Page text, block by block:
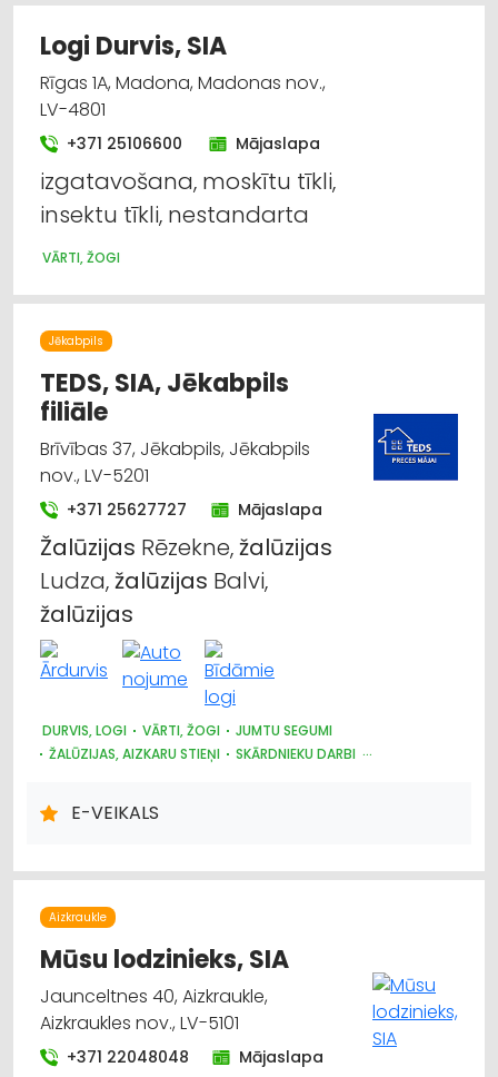
Logi Durvis, SIA
Rīgas 1A, Madona, Madonas nov.,
LV-4801
+371 25106600 Mājaslapa
izgatavošana, moskītu tīkli,
insektu tīkli, nestandarta
VĀRTI, ŽOGI
Jēkabpils
TEDS, SIA, Jēkabpils
filiāle
Brīvības 37, Jēkabpils, Jēkabpils
nov., LV-5201
+371 25627727 Mājaslapa
Žalūzijas Rēzekne,žalūzijas
Ludza,žalūzijas Balvi,
žalūzijas
DURVIS, LOGI VĀRTI, ŽOGI
JUMTU SEGUMI
ŽALŪZIJAS, AIZKARU STIEŅI
SKĀRDNIEKU DARBI
DŪMVADI, TO IZGATAVOŠANA, UZSTĀDĪŠANA
METĀLIZSTRĀDĀJUMI
AUTO RIEPU, AUTO DISKU TIRDZNIECĪBA
E-VEIKALS
Aizkraukle
Mūsu lodzinieks, SIA
Jaunceltnes 40, Aizkraukle,
Aizkraukles nov., LV-5101
+371 22048048 Mājaslapa